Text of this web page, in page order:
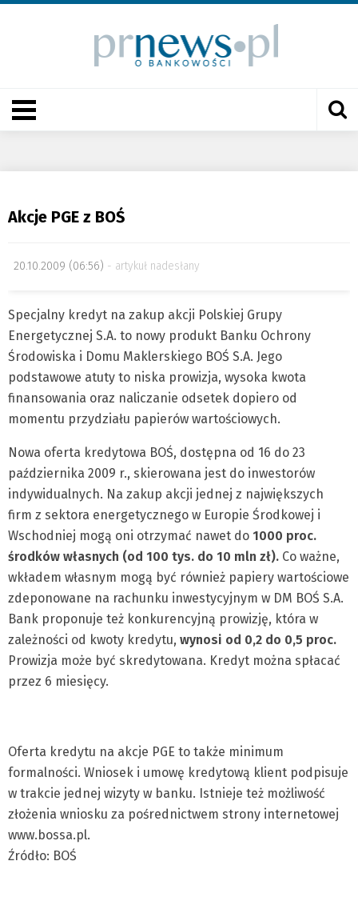
Akcje PGE z BOŚ
20.10.2009 (06:56) artykuł nadesłany
Specjalny kredyt na zakup akcji Polskiej Grupy
Energetycznej S.A. to nowy produkt Banku Ochrony
Środowiska i Domu Maklerskiego BOŚ S.A. Jego
podstawowe atuty to niska prowizja, wysoka kwota
finansowania oraz naliczanie odsetek dopiero od
momentu przydziału papierów wartościowych.
Nowa oferta kredytowa BOŚ, dostępna od 16 do 23
października 2009 r., skierowana jest do inwestorów
indywidualnych. Na zakup akcji jednej z największych
firm z sektora energetycznego w Europie Środkowej i
Wschodniej mogą oni otrzymać nawet do 1000 proc.
środków własnych (od 100 tys. do 10 mln zł). Co ważne,
wkładem własnym mogą być również papiery wartościowe
zdeponowane na rachunku inwestycyjnym w DM BOŚ S.A.
Bank proponuje też konkurencyjną prowizję, która w
zależności od kwoty kredytu, wynosi od 0,2 do 0,5 proc.
Prowizja może być skredytowana. Kredyt można spłacać
przez 6 miesięcy.
Oferta kredytu na akcje PGE to także minimum
formalności. Wniosek i umowę kredytową klient podpisuje
w trakcie jednej wizyty w banku. Istnieje też możliwość
złożenia wniosku za pośrednictwem strony internetowej
www.bossa.pl.
Źródło: BOŚ